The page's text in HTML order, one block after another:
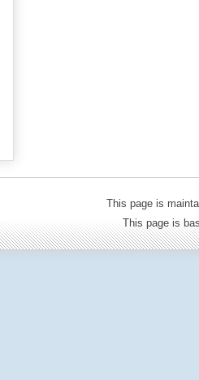
This page is
This page is